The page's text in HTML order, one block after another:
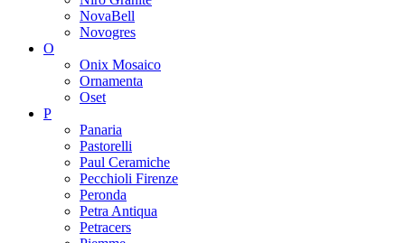
NovaBell
Novogres
O
Onix Mosaico
Ornamenta
Oset
P
Panaria
Pastorelli
Paul Ceramiche
Pecchioli Firenze
Peronda
Petra Antiqua
Petracers